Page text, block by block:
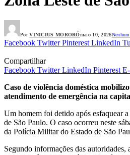
Por VINICIUS MORORÓmaio 10, 2026
Facebook Twitter Pinterest LinkedIn
Compartilhar
Facebook Twitter LinkedIn Pinterest
Caso de violência doméstica
atendimento de emergência na
Um homem foi detido após esfaquear
de São Paulo. O caso ocorreu neste
da Polícia Militar do Estado de São
Segundo informações das